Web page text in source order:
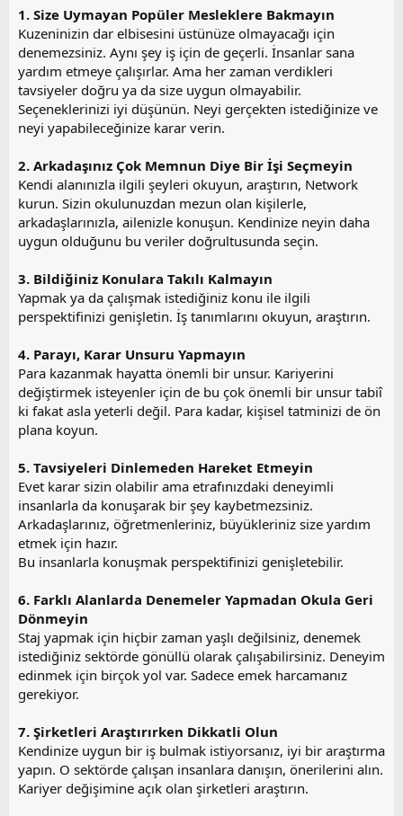
1. Size Uymayan Popüler Mesleklere Bakmayın
Kuzeninizin dar elbisesini üstünüze olmayacağı için
denemezsiniz. Aynı şey iş için de geçerli. İnsanlar sana
yardım etmeye çalışırlar. Ama her zaman verdikleri
tavsiyeler doğru ya da size uygun olmayabilir.
Seçeneklerinizi iyi düşünün. Neyi gerçekten istediğinize ve
neyi yapabileceğinize karar verin.
2. Arkadaşınız Çok Memnun Diye Bir İşi Seçmeyin
Kendi alanınızla ilgili şeyleri okuyun, araştırın, Network
kurun. Sizin okulunuzdan mezun olan kişilerle,
arkadaşlarınızla, ailenizle konuşun. Kendinize neyin daha
uygun olduğunu bu veriler doğrultusunda seçin.
3. Bildiğiniz Konulara Takılı Kalmayın
Yapmak ya da çalışmak istediğiniz konu ile ilgili
perspektifinizi genişletin. İş tanımlarını okuyun, araştırın.
4. Parayı, Karar Unsuru Yapmayın
Para kazanmak hayatta önemli bir unsur. Kariyerini
değiştirmek isteyenler için de bu çok önemli bir unsur tabiî
ki fakat asla yeterli değil. Para kadar, kişisel tatminizi de ön
plana koyun.
5. Tavsiyeleri Dinlemeden Hareket Etmeyin
Evet karar sizin olabilir ama etrafınızdaki deneyimli
insanlarla da konuşarak bir şey kaybetmezsiniz.
Arkadaşlarınız, öğretmenleriniz, büyükleriniz size yardım
etmek için hazır.
Bu insanlarla konuşmak perspektifinizi genişletebilir.
6. Farklı Alanlarda Denemeler Yapmadan Okula Geri
Dönmeyin
Staj yapmak için hiçbir zaman yaşlı değilsiniz, denemek
istediğiniz sektörde gönüllü olarak çalışabilirsiniz. Deneyim
edinmek için birçok yol var. Sadece emek harcamanız
gerekiyor.
7. Şirketleri Araştırırken Dikkatli Olun
Kendinize uygun bir iş bulmak istiyorsanız, iyi bir araştırma
yapın. O sektörde çalışan insanlara danışın, önerilerini alın.
Kariyer değişimine açık olan şirketleri araştırın.